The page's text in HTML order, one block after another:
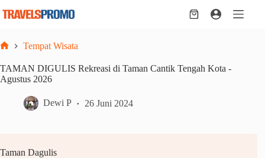
Shopping
Tempat Wisata
TAMAN DIGULIS Rekreasi di Taman Cantik Tengah Kota -
Agustus 2026
Dewi P 26 Juni 2024
Taman Dagulis